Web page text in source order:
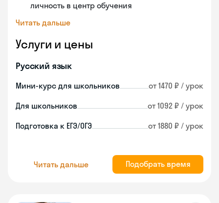
личность в центр обучения
Читать дальше
Услуги и цены
Русский язык
Мини-курс для школьников от 1470 ₽ / урок
Для школьников от 1092 ₽ / урок
Подготовка к ЕГЭ/ОГЭ от 1880 ₽ / урок
Читать дальше Подобрать время